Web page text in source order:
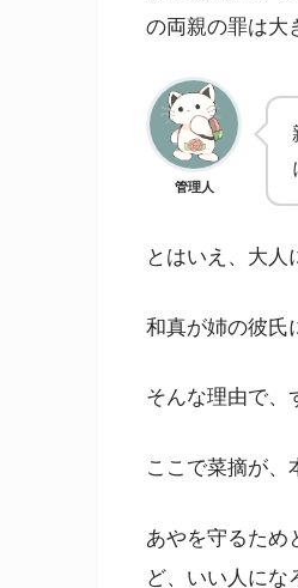
の両親の罪は大
管理人
とはいえ、大人
和真が姉の彼氏
そんな理由で、
ここで菜摘が、
あやを守るため
ど、いい人にな